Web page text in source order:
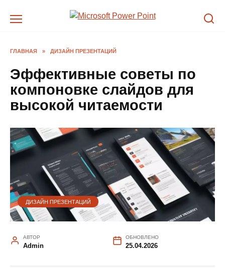
ГЛАВНАЯ » ДИЗАЙН ПРЕЗЕНТАЦИЙ
Эффективные советы по
компоновке слайдов для
высокой читаемости
ДИЗАЙН ПРЕЗЕНТАЦИЙ
АВТОР
Admin
ОБНОВЛЕНО
25.04.2026